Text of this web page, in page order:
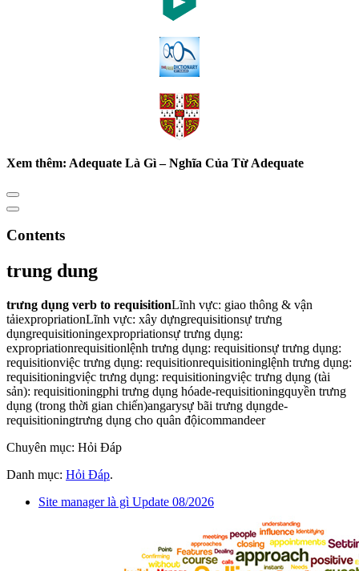
Xem thêm: Adequate Là Gì – Nghĩa Của Từ Adequate
Contents
trung dung
trưng dụng verb to requisitionLĩnh vực: giao thông & vận
tảiexpropriationLĩnh vực: xây dựngrequisitionsự trưng
dụngrequisitioningexpropriationsự trưng dụng:
expropriationrequisitionlệnh trưng dụng: requisitionsự trưng dụng:
requisitionviệc trưng dụng: requisitionrequisitioninglệnh trưng dụng:
requisitioningviệc trưng dụng: requisitioningviệc trưng dụng (tài
sản): requisitioningphi trưng dụng hóade-requisitioningquyền trưng
dụng (trong thời gian chiến)angarysự bãi trưng dụngde-
requisitioningtrưng dụng cho quân độicommandeer
Chuyên mục: Hỏi Đáp
Danh mục: Hỏi Đáp.
Site manager là gì Update 08/2026